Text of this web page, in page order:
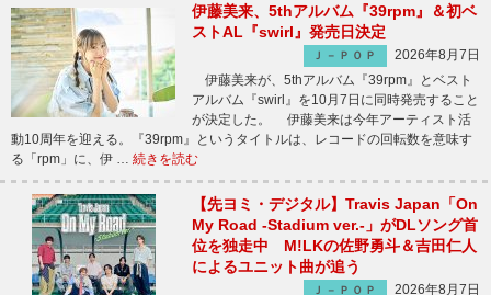
伊藤美来、5thアルバム『39rpm』＆初ベ
ストAL『swirl』発売日決定
Ｊ－ＰＯＰ
2026年8月7日
伊藤美来が、5thアルバム『39rpm』とベスト
アルバム『swirl』を10月7日に同時発売すること
が決定した。 伊藤美来は今年アーティスト活
動10周年を迎える。『39rpm』というタイトルは、レコードの回転数を意味す
る「rpm」に、伊 … 続きを読む
【先ヨミ・デジタル】Travis Japan「On
My Road -Stadium ver.-」がDLソング首
位を独走中 M!LKの佐野勇斗＆吉田仁人
によるユニット曲が追う
Ｊ－ＰＯＰ
2026年8月7日